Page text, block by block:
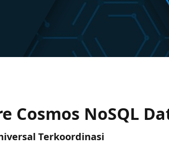
Cosmos NoSQL
Terkoordinasi